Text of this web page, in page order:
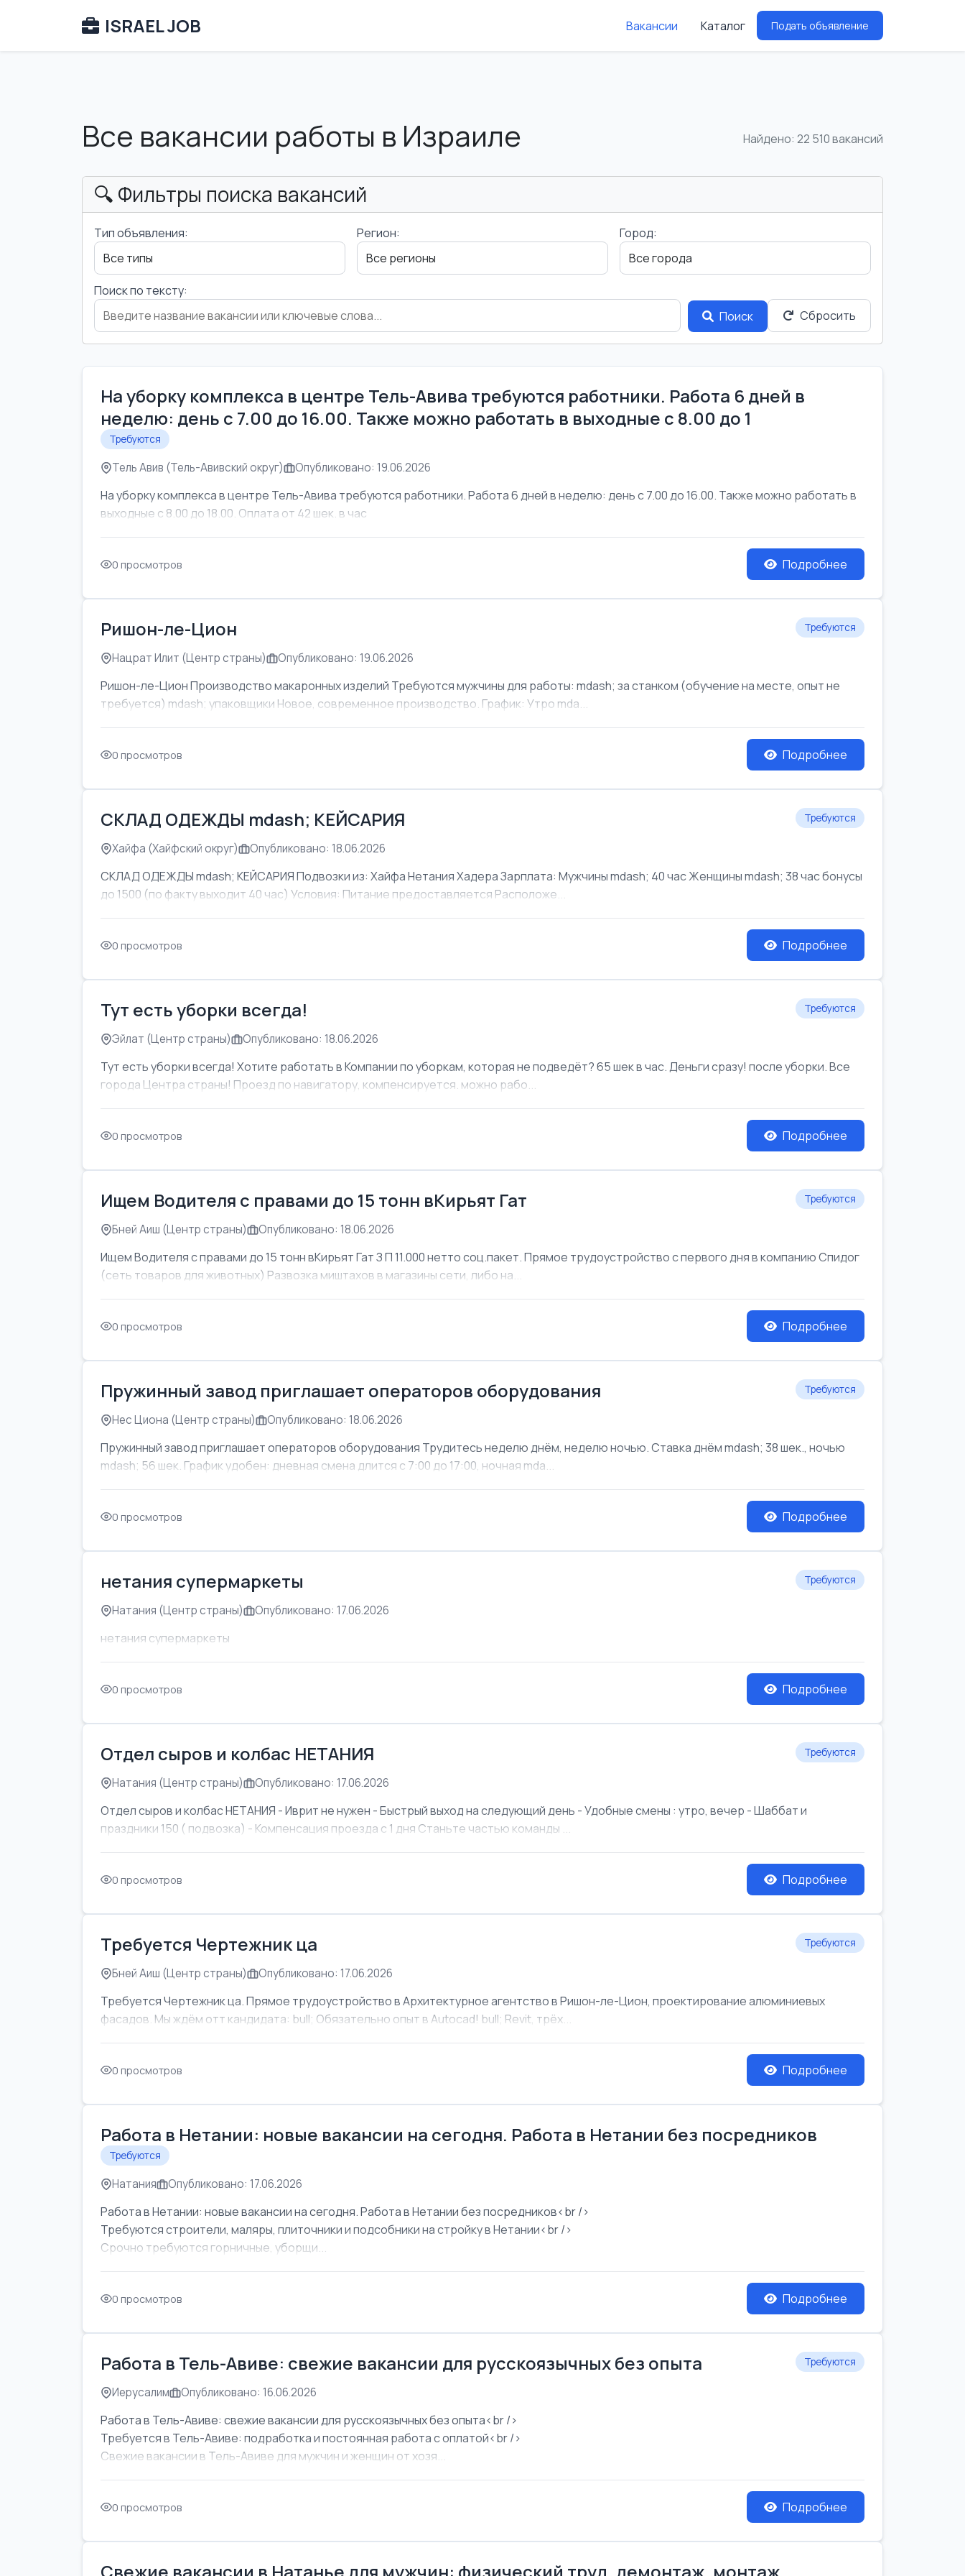
ISRAEL JOB Вакансии Каталог Подать объявление
Все вакансии работы в Израиле Найдено: 22 510 вакансий
🔍 Фильтры поиска вакансий
Тип объявления: Регион: Город:
Поиск по тексту:
Поиск
Сбросить
На уборку комплекса в центре Тель-Авива требуются работники. Работа 6 дней в
неделю: день с 7.00 до 16.00. Также можно работать в выходные с 8.00 до 1
Требуются
Тель Авив (Тель-Авивский округ) Опубликовано: 19.06.2026
На уборку комплекса в центре Тель-Авива требуются работники. Работа 6 дней в неделю: день с 7.00 до 16.00. Также можно работать в
выходные с 8.00 до 18.00. Оплата от 42 шек. в час
0 просмотров Подробнее
Ришон-ле-Цион Требуются
Нацрат Илит (Центр страны) Опубликовано: 19.06.2026
Ришон-ле-Цион Производство макаронных изделий Требуются мужчины для работы: mdash; за станком (обучение на месте, опыт не
требуется) mdash; упаковщики Новое, современное производство. График: Утро mda...
0 просмотров Подробнее
СКЛАД ОДЕЖДЫ mdash; КЕЙСАРИЯ Требуются
Хайфа (Хайфский округ) Опубликовано: 18.06.2026
СКЛАД ОДЕЖДЫ mdash; КЕЙСАРИЯ Подвозки из: Хайфа Нетания Хадера Зарплата: Мужчины mdash; 40 час Женщины mdash; 38 час бонусы
до 1500 (по факту выходит 40 час) Условия: Питание предоставляется Расположе...
0 просмотров Подробнее
Тут есть уборки всегда! Требуются
Эйлат (Центр страны) Опубликовано: 18.06.2026
Тут есть уборки всегда! Хотите работать в Компании по уборкам, которая не подведёт? 65 шек в час. Деньги сразу! после уборки. Все
города Центра страны! Проезд по навигатору, компенсируется. можно рабо...
0 просмотров Подробнее
Ищем Водителя с правами до 15 тонн вКирьят Гат Требуются
Бней Аиш (Центр страны) Опубликовано: 18.06.2026
Ищем Водителя с правами до 15 тонн вКирьят Гат З П 11.000 нетто соц.пакет. Прямое трудоустройство с первого дня в компанию Спидог
(сеть товаров для животных) Развозка миштахов в магазины сети, либо на...
0 просмотров Подробнее
Пружинный завод приглашает операторов оборудования Требуются
Нес Циона (Центр страны) Опубликовано: 18.06.2026
Пружинный завод приглашает операторов оборудования Трудитесь неделю днём, неделю ночью. Ставка днём mdash; 38 шек., ночью
mdash; 56 шек. График удобен: дневная смена длится с 7:00 до 17:00, ночная mda...
0 просмотров Подробнее
нетания супермаркеты Требуются
Натания (Центр страны) Опубликовано: 17.06.2026
нетания супермаркеты
0 просмотров Подробнее
Отдел сыров и колбас НЕТАНИЯ Требуются
Натания (Центр страны) Опубликовано: 17.06.2026
Отдел сыров и колбас НЕТАНИЯ - Иврит не нужен - Быстрый выход на следующий день - Удобные смены : утро, вечер - Шаббат и
праздники 150 ( подвозка) - Компенсация проезда с 1 дня Станьте частью команды ...
0 просмотров Подробнее
Требуется Чертежник ца Требуются
Бней Аиш (Центр страны) Опубликовано: 17.06.2026
Требуется Чертежник ца. Прямое трудоустройство в Архитектурное агентство в Ришон-ле-Цион, проектирование алюминиевых
фасадов. Мы ждём отт кандидата: bull; Обязательно опыт в Autocad! bull; Revit, трёх...
0 просмотров Подробнее
Работа в Нетании: новые вакансии на сегодня. Работа в Нетании без посредников
Требуются
Натания Опубликовано: 17.06.2026
Работа в Нетании: новые вакансии на сегодня. Работа в Нетании без посредников<br />
Требуются строители, маляры, плиточники и подсобники на стройку в Нетании<br />
Срочно требуются горничные, уборщи...
0 просмотров Подробнее
Работа в Тель-Авиве: свежие вакансии для русскоязычных без опыта Требуются
Иерусалим Опубликовано: 16.06.2026
Работа в Тель-Авиве: свежие вакансии для русскоязычных без опыта<br />
Требуется в Тель-Авиве: подработка и постоянная работа с оплатой<br />
Свежие вакансии в Тель-Авиве для мужчин и женщин от хозя...
0 просмотров Подробнее